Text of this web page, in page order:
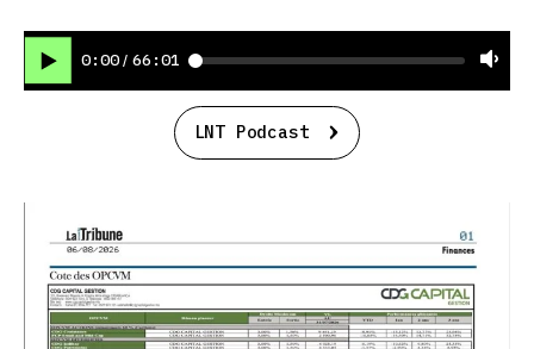
0:00 / 66:01
LNT Podcast